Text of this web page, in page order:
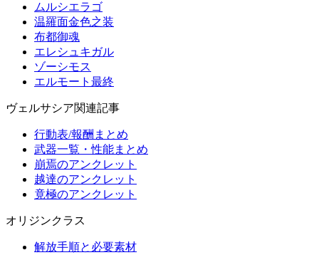
ムルシエラゴ
温羅面金色之装
布都御魂
エレシュキガル
ゾーシモス
エルモート最終
ヴェルサシア関連記事
行動表/報酬まとめ
武器一覧・性能まとめ
崩焉のアンクレット
越達のアンクレット
竟極のアンクレット
オリジンクラス
解放手順と必要素材